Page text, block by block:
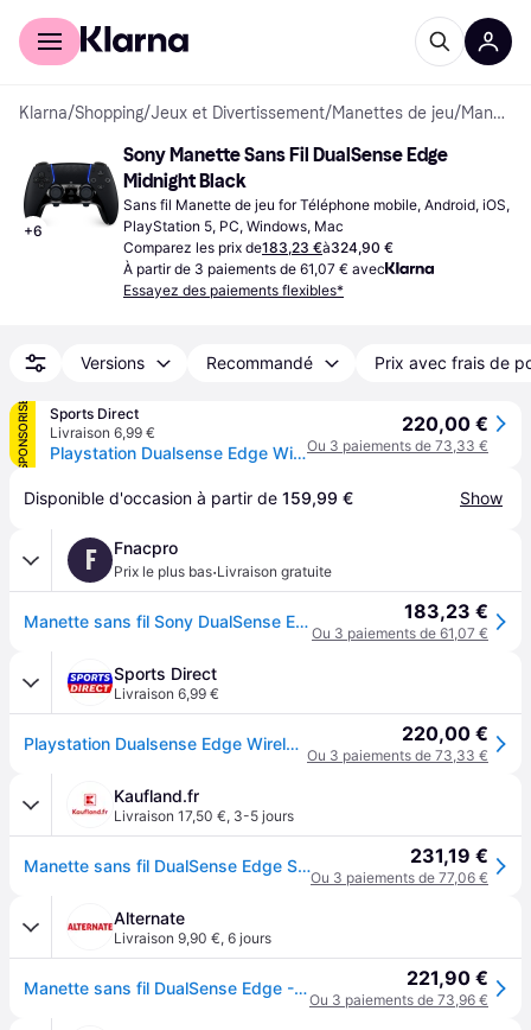
Acheter avec Klarna
Klarna/Shopping/Jeux et Divertissement/Manettes de jeu/ Manettes de jeu
+6
Sony Manette Sans Fil DualSense Edge
Midnight Black
Sans fil Manette de jeu for Téléphone mobile, Android, iOS,
PlayStation 5, PC, Windows, Mac
Comparez les prix de183,23 €à324,90 €
À partir de 3 paiements de 61,07 € avec
Essayez des paiements flexibles*
Versions Recommandé Prix avec frais de
SPONSORISÉ
Sports Direct
Livraison 6,99 €
Playstation Dualsense Edge Wireless Controller – Midnight Black - Noir Minuit
220,00 €
Ou 3 paiements de 73,33 €
Disponible d'occasion à partir de 159,99 € Show
F Fnacpro
Prix le plus bas·Livraison gratuite
Manette sans fil Sony DualSense Edge noir minuit pour PS5 183,23 €
Ou 3 paiements de 61,07 €
Sports Direct
Livraison 6,99 €
Playstation Dualsense Edge Wireless Controller – Midnight Black - Noir Minuit 220,00 €
Ou 3 paiements de 73,33 €
Kaufland.fr
Livraison 17,50 €, 3-5 jours
Manette sans fil DualSense Edge SONY Noir Minuit 231,19 €
Ou 3 paiements de 77,06 €
Alternate
Livraison 9,90 €, 6 jours
Manette sans fil DualSense Edge - Noir nuit, Manette de jeu 221,90 €
Ou 3 paiements de 73,96 €